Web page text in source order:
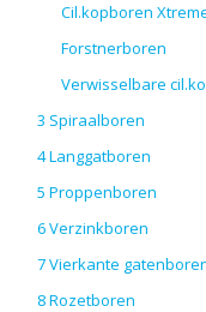
Cil.kopboren
Forstnerboren
Verwisselbare
3 Spiraalboren
4 Langgatboren
5 Proppenboren
6 Verzinkboren
7 Vierkante
8 Rozetboren